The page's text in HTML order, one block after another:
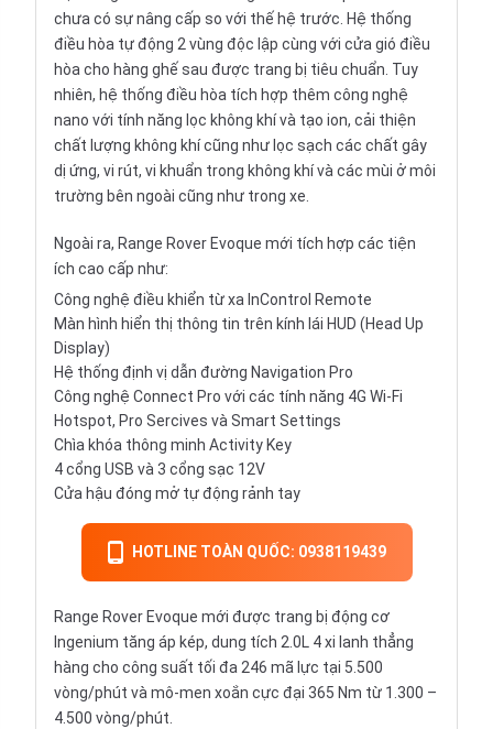
chưa có sự nâng cấp so với thế hệ trước. Hệ thống
điều hòa tự động 2 vùng độc lập cùng với cửa gió điều
hòa cho hàng ghế sau được trang bị tiêu chuẩn. Tuy
nhiên, hệ thống điều hòa tích hợp thêm công nghệ
nano với tính năng lọc không khí và tạo ion, cải thiện
chất lượng không khí cũng như lọc sạch các chất gây
dị ứng, vi rút, vi khuẩn trong không khí và các mùi ở môi
trường bên ngoài cũng như trong xe.
Ngoài ra, Range Rover Evoque mới tích hợp các tiện
ích cao cấp như:
Công nghệ điều khiển từ xa InControl Remote
Màn hình hiển thị thông tin trên kính lái HUD (Head Up
Display)
Hệ thống định vị dẫn đường Navigation Pro
Công nghệ Connect Pro với các tính năng 4G Wi-Fi
Hotspot, Pro Sercives và Smart Settings
Chìa khóa thông minh Activity Key
4 cổng USB và 3 cổng sạc 12V
Cửa hậu đóng mở tự động rảnh tay
HOTLINE TOÀN QUỐC: 0938119439
Range Rover Evoque mới được trang bị động cơ
Ingenium tăng áp kép, dung tích 2.0L 4 xi lanh thẳng
hàng cho công suất tối đa 246 mã lực tại 5.500
vòng/phút và mô-men xoắn cực đại 365 Nm từ 1.300 –
4.500 vòng/phút.